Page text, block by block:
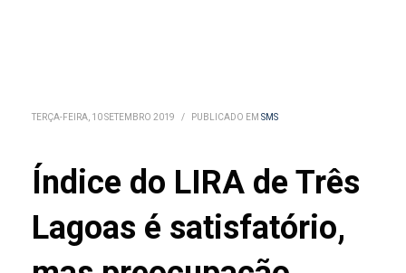
TERÇA-FEIRA, 10 SETEMBRO 2019 / PUBLICADO EM SMS
Índice do LIRA de Três
Lagoas é satisfatório,